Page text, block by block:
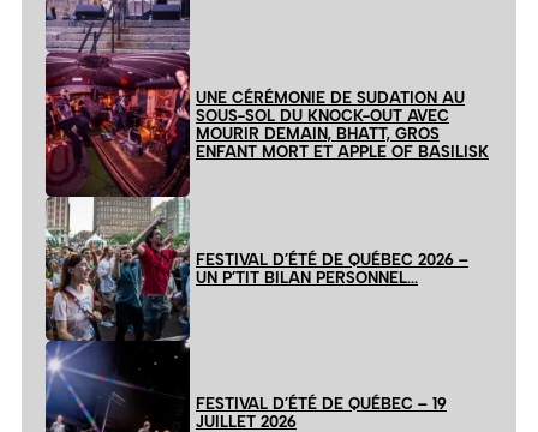
UNE CÉRÉMONIE DE SUDATION AU
SOUS-SOL DU KNOCK-OUT AVEC
MOURIR DEMAIN, BHATT, GROS
ENFANT MORT ET APPLE OF BASILISK
FESTIVAL D’ÉTÉ DE QUÉBEC 2026 –
UN P’TIT BILAN PERSONNEL…
FESTIVAL D’ÉTÉ DE QUÉBEC – 19
JUILLET 2026